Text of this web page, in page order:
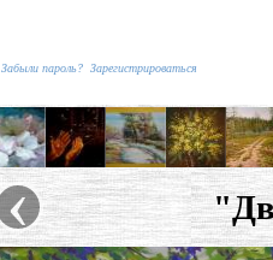
Забыли пароль? Зарегистрироваться
‹